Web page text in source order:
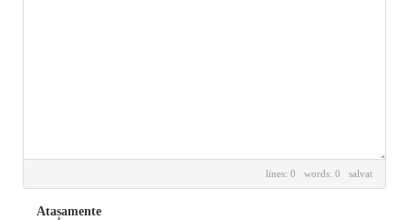
lines: 0 words: 0 salvat
Atașamente